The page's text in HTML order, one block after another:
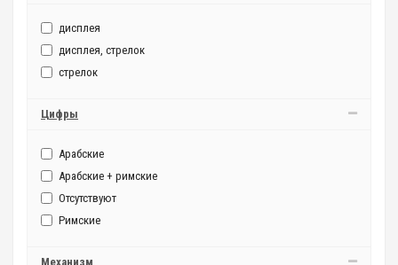
дисплея
дисплея, стрелок
стрелок
Цифры
Арабские
Арабские + римские
Отсутствуют
Римские
Механизм